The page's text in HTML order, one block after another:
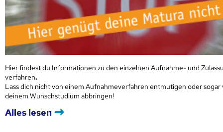
Hier findest du Informationen zu den einzelnen Aufnahme- und
verfahren.
Lass dich nicht von einem Aufnahmeverfahren entmutigen oder sogar
deinem Wunschstudium abbringen!
Alles lesen